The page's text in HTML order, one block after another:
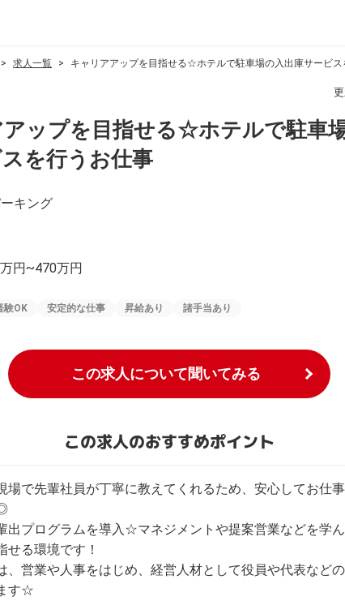
求人一覧 キャリアアップを目指せる☆ホテルで駐車場の入出庫サービス
ップを目指せる☆ホテルで駐車
を行うお仕事
キング
円~470万円
験OK 安定的な仕事 昇給あり 諸手当あり
この求人について聞いてみる
この求人のおすすめポイント
場で先輩社員が丁寧に教えてくれるため、安心してお仕
出プログラムを導入☆マネジメントや提案営業などを学
せる環境です！
、営業や人事をはじめ、経営人材として役員や代表など
す☆